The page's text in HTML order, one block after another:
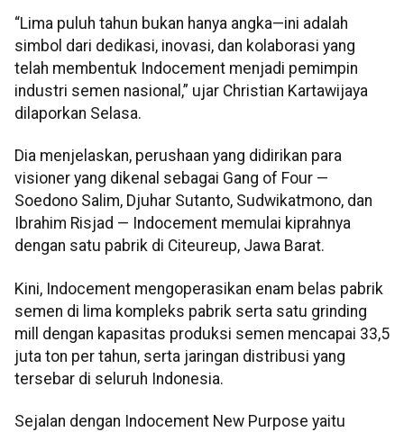
“Lima puluh tahun bukan hanya angka—ini adalah
simbol dari dedikasi, inovasi, dan kolaborasi yang
telah membentuk Indocement menjadi pemimpin
industri semen nasional,” ujar Christian Kartawijaya
dilaporkan Selasa.
Dia menjelaskan, perushaan yang didirikan para
visioner yang dikenal sebagai Gang of Four —
Soedono Salim, Djuhar Sutanto, Sudwikatmono, dan
Ibrahim Risjad — Indocement memulai kiprahnya
dengan satu pabrik di Citeureup, Jawa Barat.
Kini, Indocement mengoperasikan enam belas pabrik
semen di lima kompleks pabrik serta satu grinding
mill dengan kapasitas produksi semen mencapai 33,5
juta ton per tahun, serta jaringan distribusi yang
tersebar di seluruh Indonesia.
Sejalan dengan Indocement New Purpose yaitu